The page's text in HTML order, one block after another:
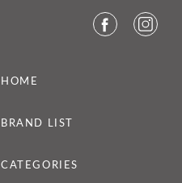
HOME
BRAND LIST
CATEGORIES